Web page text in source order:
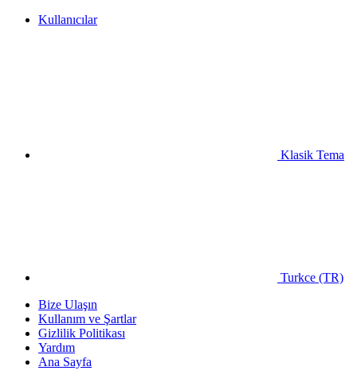
Kullanıcılar
Klasik Tema
Turkce (TR)
Bize Ulaşın
Kullanım ve Şartlar
Gizlilik Politikası
Yardım
Ana Sayfa